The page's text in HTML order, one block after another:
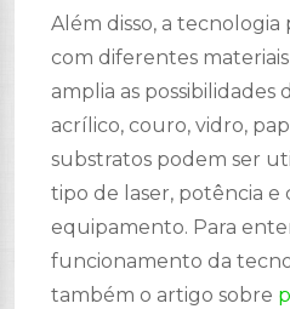
Além disso, a
com diferentes
amplia as possibilidades
acrílico, couro, vidro,
substratos podem ser
tipo de laser, potência
equipamento. Para
funcionamento da
também o artigo sobre